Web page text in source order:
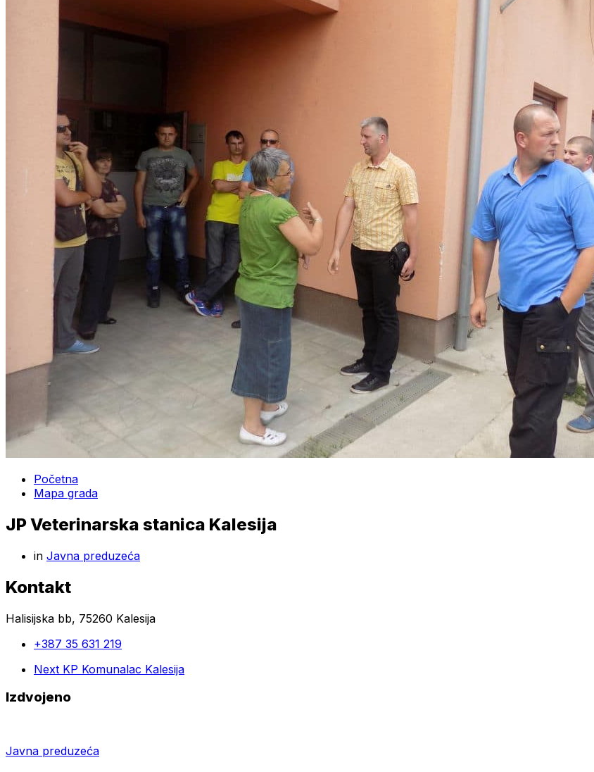
Početna
Mapa grada
JP Veterinarska stanica Kalesija
in Javna preduzeća
Kontakt
Halisijska bb, 75260 Kalesija
+387 35 631 219
Next KP Komunalac Kalesija
Izdvojeno
Javna preduzeća